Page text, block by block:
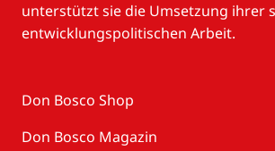
unterstützt sie die Umsetzung ihrer
entwicklungspolitischen Arbeit.
Don Bosco Shop
Don Bosco Magazin